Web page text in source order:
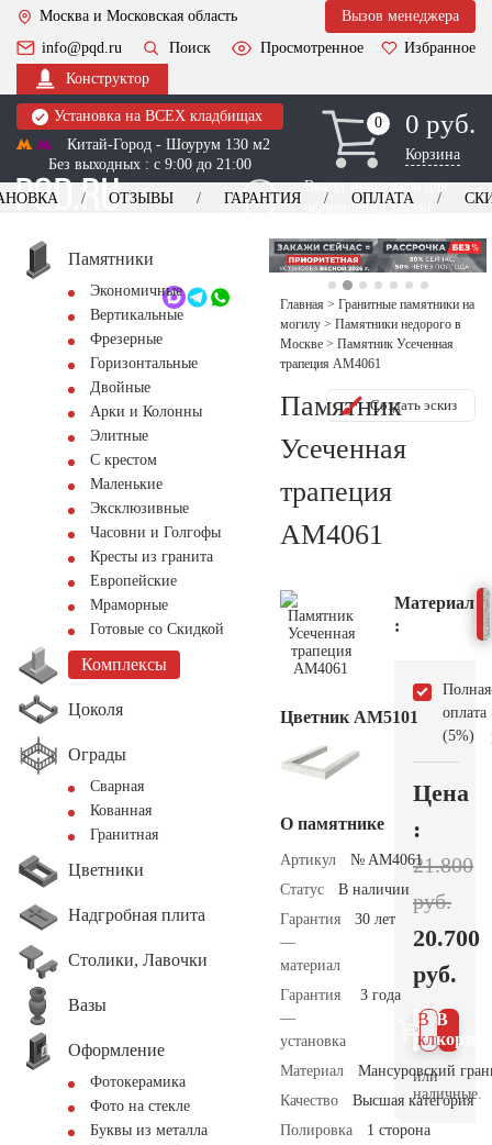
Москва и Московская область
Вызов менеджера
info@pqd.ru
Поиск Просмотренное
Избранное
Конструктор
Установка на ВСЕХ кладбищах
Китай-Город - Шоурум 130 м2
Без выходных : с 9:00 до 21:00
0
0 0 руб.
Корзина
Выезд менеджера для
оформления заказа
+7 (495) 518-44-23
Обратный звонок
ОТЗЫВЫ ГАРАНТИЯ ОПЛАТА
Памятники
Экономичные
Вертикальные
Фрезерные
Горизонтальные
Двойные
Арки и Колонны
Элитные
С крестом
Маленькие
Эксклюзивные
Часовни и Голгофы
Кресты из гранита
Европейские
Мраморные
Готовые со Скидкой
Комплексы
Цоколя
Ограды
Сварная
Кованная
Гранитная
Цветники
Надгробная плита
Столики, Лавочки
Вазы
Оформление
Фотокерамика
Фото на стекле
Буквы из металла
Главная > Гранитные памятники на
могилу > Памятники недорого в
Москве > Памятник Усеченная
трапеция AM4061
Памятник
Усеченная
трапеция
AM4061
Создать эскиз
Цветник АМ5101
О памятнике
Артикул
№ AM4061
Статус
В наличии
Гарантия
—
материал
30 лет
Гарантия
—
установка
3 года
Материал
Мансуровский
Качество
Высшая категория
Полировка
1 сторона
Материал
:
Полная
оплата
(5%)
Цена
:
21.800
руб.
20.700
руб.
В
В 1
клик
или
наличные.